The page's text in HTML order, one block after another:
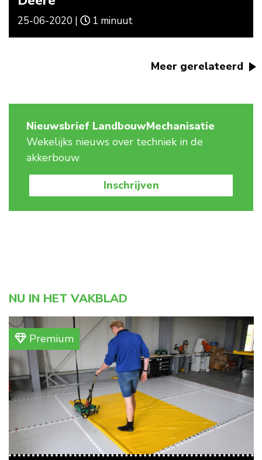
25-06-2020 | 1 minuut
Meer gerelateerd
Nieuwsbrief LandbouwMechanisatie
Wekelijks nieuws over techniek in de
akkerbouw
Inschrijven
NU IN HET VAKBLAD
Premium